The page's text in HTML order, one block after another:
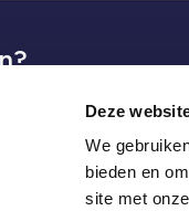
Deze
We
bieden en
site met